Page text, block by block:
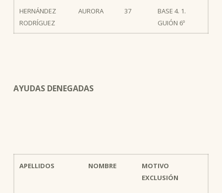
HERNÁNDEZ
RODRÍGUEZ
AURORA 37
BASE 4. 1.
GUIÓN 6º
AYUDAS DENEGADAS
APELLIDOS NOMBRE
MOTIVO
EXCLUSIÓN